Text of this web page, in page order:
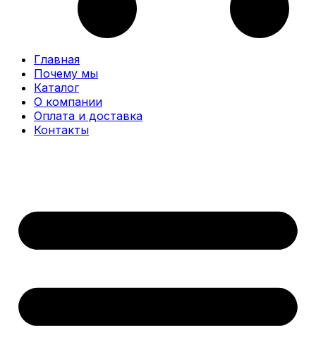
Главная
Почему мы
Каталог
О компании
Оплата и доставка
Контакты